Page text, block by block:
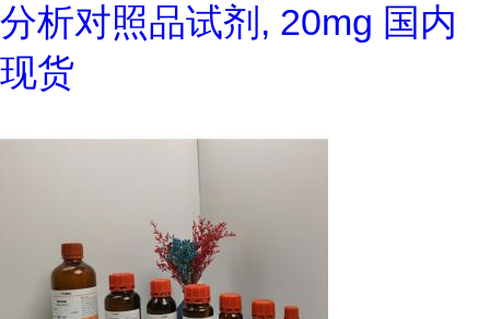
分析对照品试剂, 20mg 国内
现货